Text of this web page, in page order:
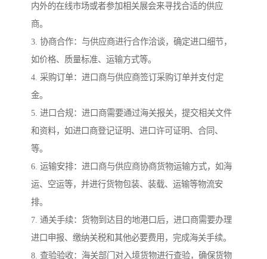
内外的在线市场或者参加相关展会来寻找合适的供应
商。
3. 协商合作：与供应商进行合作洽谈，确定进口细节，
如价格、质量标准、运输方式等。
4. 采购订单：进口商与供应商签订采购订单并支付定
金。
5. 进口合规：进口商需要通过海关报关，提交相关文件
和资料，如进口商登记证明、进口许可证明、合同、
等。
6. 运输安排：进口商与供应商协商货物运输方式，如海
运、空运等，并进行货物包装、装载、运输等物流安
排。
7. 通关手续：货物到达目的地港口后，进口商需要办理
进口申报、缴纳关税和其他必要费用，完成海关手续。
8. 查验验收：海关部门对入境货物进行查验，确保货物